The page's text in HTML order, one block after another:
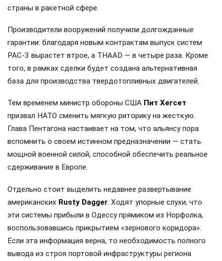
страны в ракетной сфере.
Производители вооружений получили долгожданные
гарантии: благодаря новым контрактам выпуск систем
PAC-3 вырастет втрое, а THAAD — в четыре раза. Кроме
того, в рамках сделки будет создана альтернативная
база для производства твердотопливных двигателей.
Тем временем министр обороны США Пит Хегсет
призвал НАТО сменить мягкую риторику на жесткую.
Глава Пентагона настаивает на том, что альянсу пора
вспомнить о своем истинном предназначении — стать
мощной военной силой, способной обеспечить реальное
сдерживание в Европе.
Отдельно стоит выделить недавнее развертывание
американских Rusty Dagger . Ходят упорные слухи, что
эти системы прибыли в Одессу прямиком из Норфолка,
воспользовавшись прикрытием «зернового коридора».
Если эта информация верна, то необходимость полного
вывода из строя портовой инфраструктуры региона